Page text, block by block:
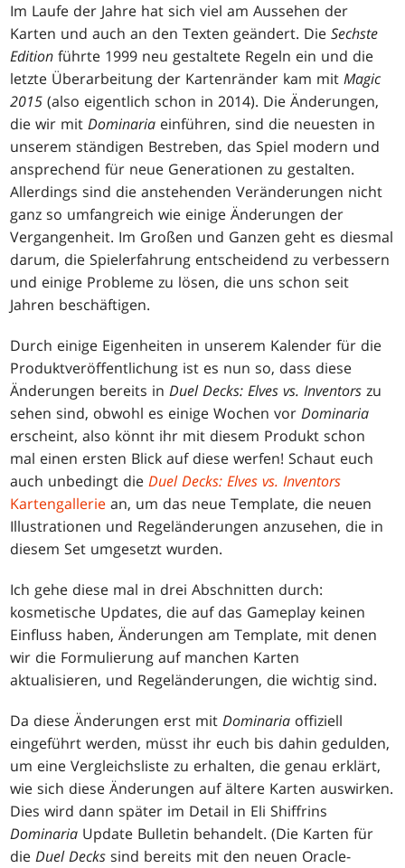
Im Laufe der Jahre hat sich viel am Aussehen der
Karten und auch an den Texten geändert. DieSechste
Edition führte 1999 neu gestaltete Regeln ein und die
letzte Überarbeitung der Kartenränder kam mitMagic
2015 (also eigentlich schon in 2014). Die Änderungen,
die wir mitDominaria einführen, sind die neuesten in
unserem ständigen Bestreben, das Spiel modern und
ansprechend für neue Generationen zu gestalten.
Allerdings sind die anstehenden Veränderungen nicht
ganz so umfangreich wie einige Änderungen der
Vergangenheit. Im Großen und Ganzen geht es diesmal
darum, die Spielerfahrung entscheidend zu verbessern
und einige Probleme zu lösen, die uns schon seit
Jahren beschäftigen.
Durch einige Eigenheiten in unserem Kalender für die
Produktveröffentlichung ist es nun so, dass diese
Änderungen bereits inDuel Decks: Elves vs. Inventors zu
sehen sind, obwohl es einige Wochen vorDominaria
erscheint, also könnt ihr mit diesem Produkt schon
mal einen ersten Blick auf diese werfen! Schaut euch
auch unbedingt dieDuel Decks: Elves vs. Inventors
Kartengallerie an, um das neue Template, die neuen
Illustrationen und Regeländerungen anzusehen, die in
diesem Set umgesetzt wurden.
Ich gehe diese mal in drei Abschnitten durch:
kosmetische Updates, die auf das Gameplay keinen
Einfluss haben, Änderungen am Template, mit denen
wir die Formulierung auf manchen Karten
aktualisieren, und Regeländerungen, die wichtig sind.
Da diese Änderungen erst mitDominaria offiziell
eingeführt werden, müsst ihr euch bis dahin gedulden,
um eine Vergleichsliste zu erhalten, die genau erklärt,
wie sich diese Änderungen auf ältere Karten auswirken.
Dies wird dann später im Detail in Eli Shiffrins
Dominaria Update Bulletin behandelt. (Die Karten für
dieDuel Decks sind bereits mit den neuen Oracle-